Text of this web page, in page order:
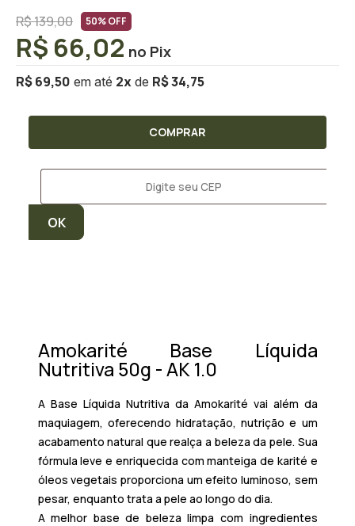
R$ 139,00 50% OFF
R$ 69,50 2x R$ 34,75
R$ 66,02
COMPRAR
Amokarité Base Líquida
Nutritiva 50g - AK 1.0
A Base Líquida Nutritiva da Amokarité vai além da
maquiagem, oferecendo hidratação, nutrição e um
acabamento natural que realça a beleza da pele. Sua
fórmula leve e enriquecida com manteiga de karité e
óleos vegetais proporciona um efeito luminoso, sem
pesar, enquanto trata a pele ao longo do dia.
A melhor base de beleza limpa com ingredientes